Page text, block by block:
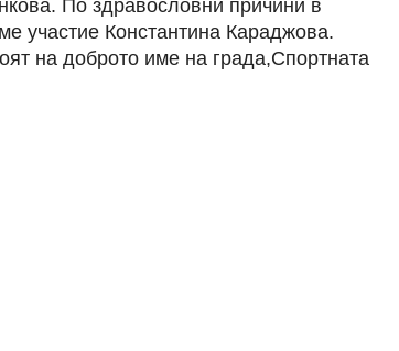
По здравословни причини в
участие Константина Караджова.
на доброто име на града,Спортната